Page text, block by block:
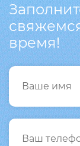
время!